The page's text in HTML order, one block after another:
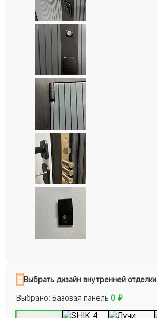
Выбрать дизайн внутренней отделки
Выбрано: Базовая панель 0 ₽